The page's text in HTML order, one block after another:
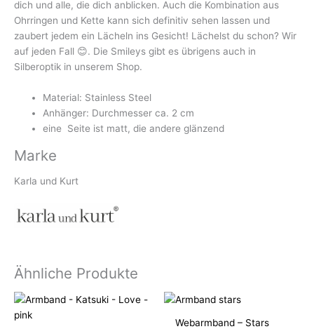
dich und alle, die dich anblicken. Auch die Kombination aus
Ohrringen und Kette kann sich definitiv sehen lassen und
zaubert jedem ein Lächeln ins Gesicht! Lächelst du schon? Wir
auf jeden Fall 😊. Die Smileys gibt es übrigens auch in
Silberoptik in unserem Shop.
Material: Stainless Steel
Anhänger: Durchmesser ca. 2 cm
eine Seite ist matt, die andere glänzend
Marke
Karla und Kurt
Ähnliche Produkte
Webarmband – Stars